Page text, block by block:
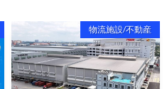
物流施設/不動産